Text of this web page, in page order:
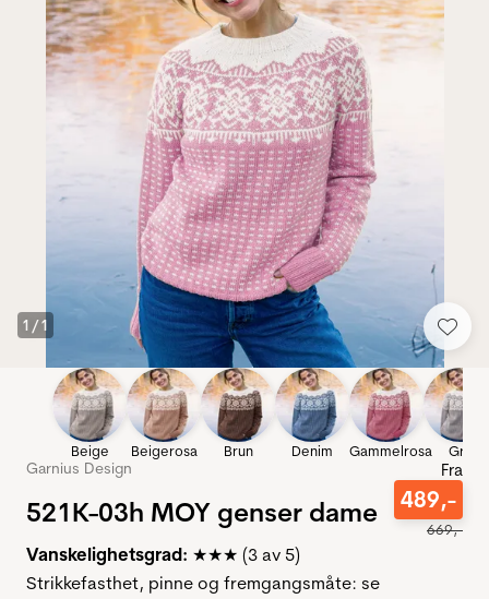
1 /1
Beige Beigerosa Brun Denim Gammelrosa Grå
Garnius Design
521K-03h MOY genser dame
Fra
489,-
669,-
Vanskelighetsgrad: ★★★ (3 av 5)
Strikkefasthet, pinne og fremgangsmåte: se